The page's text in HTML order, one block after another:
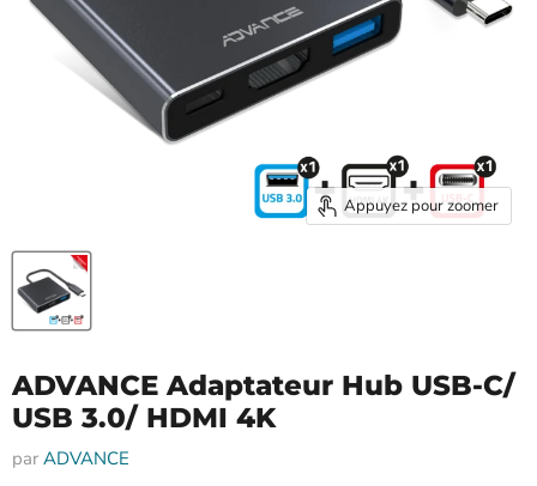
Appuyez pour zoomer
ADVANCE Adaptateur Hub USB-C/
USB 3.0/ HDMI 4K
par ADVANCE